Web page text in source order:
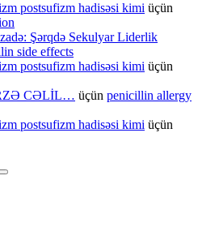
postsufizm hadisəsi kimi üçün
Şərqdə Sekulyar Liderlik
side effects
postsufizm hadisəsi kimi üçün
CƏLİL… üçün penicillin allergy
postsufizm hadisəsi kimi üçün